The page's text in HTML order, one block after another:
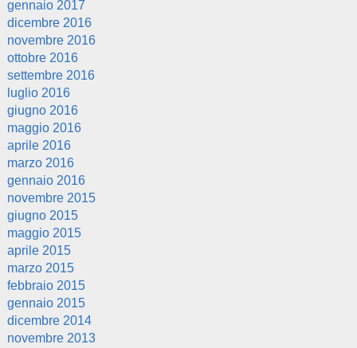
gennaio 2017
dicembre 2016
novembre 2016
ottobre 2016
settembre 2016
luglio 2016
giugno 2016
maggio 2016
aprile 2016
marzo 2016
gennaio 2016
novembre 2015
giugno 2015
maggio 2015
aprile 2015
marzo 2015
febbraio 2015
gennaio 2015
dicembre 2014
novembre 2013